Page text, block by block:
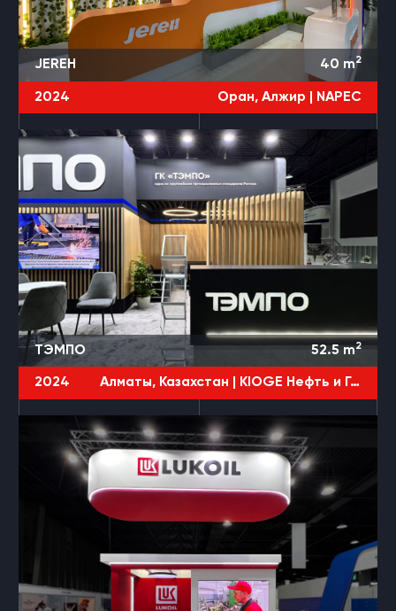
JEREH 40 m2
2024 Оран, Алжир | NAPEC
ТЭМПО 52.5 m2
2024 Алматы, Казахстан | KIOGE Нефть и Газ